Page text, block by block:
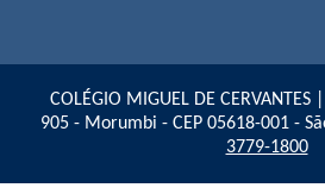
COLÉGIO MIGUEL DE CERVANTES
905 - Morumbi - CEP 05618-001 -
3779-1800